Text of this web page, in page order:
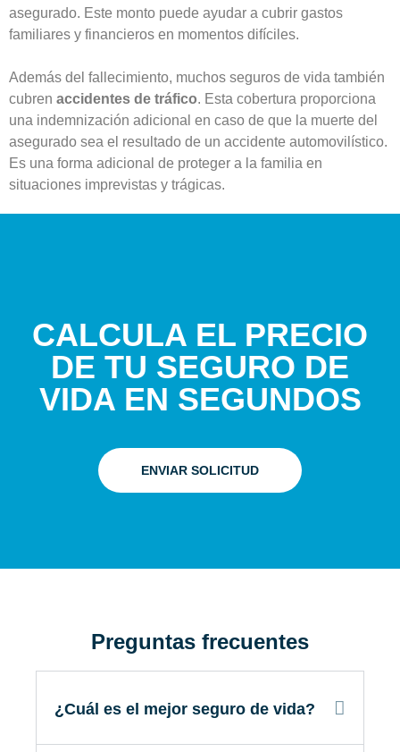
asegurado. Este monto puede ayudar a cubrir gastos
familiares y financieros en momentos difíciles.
Además del fallecimiento, muchos seguros de vida también
cubren accidentes de tráfico. Esta cobertura proporciona
una indemnización adicional en caso de que la muerte del
asegurado sea el resultado de un accidente automovilístico.
Es una forma adicional de proteger a la familia en
situaciones imprevistas y trágicas.
CALCULA EL PRECIO
DE TU SEGURO DE
VIDA EN SEGUNDOS
ENVIAR SOLICITUD
Preguntas frecuentes
¿Cuál es el mejor seguro de vida?